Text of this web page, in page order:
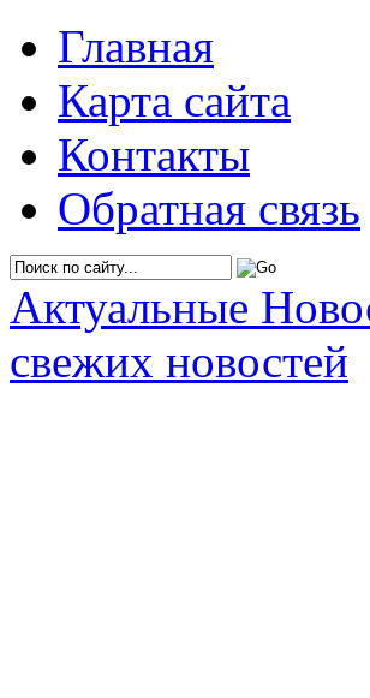
Главная
Карта сайта
Контакты
Обратная связь
Актуальные
свежих новостей